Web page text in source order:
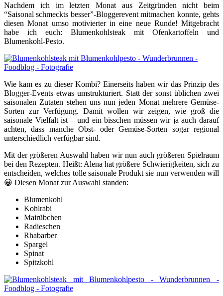
Nachdem ich im letzten Monat aus Zeitgründen nicht beim
“Saisonal schmeckts besser”-Bloggerevent mitmachen konnte, gehts
diesen Monat umso motivierter in eine neue Runde! Mitgebracht
habe ich euch: Blumenkohlsteak mit Ofenkartoffeln und
Blumenkohl-Pesto.
Wie kam es zu dieser Kombi? Einerseits haben wir das Prinzip des
Blogger-Events etwas umstrukturiert. Statt der sonst üblichen zwei
saisonalen Zutaten stehen uns nun jeden Monat mehrere Gemüse-
Sorten zur Verfügung. Damit wollen wir zeigen, wie groß die
saisonale Vielfalt ist – und ein bisschen müssen wir ja auch darauf
achten, dass manche Obst- oder Gemüse-Sorten sogar regional
unterschiedlich verfügbar sind.
Mit der größeren Auswahl haben wir nun auch größeren Spielraum
bei den Rezepten. Heißt: Alena hat größere Schwierigkeiten, sich zu
entscheiden, welches tolle saisonale Produkt sie nun verwenden will
😀 Diesen Monat zur Auswahl standen:
Blumenkohl
Kohlrabi
Mairübchen
Radieschen
Rhabarber
Spargel
Spinat
Spitzkohl